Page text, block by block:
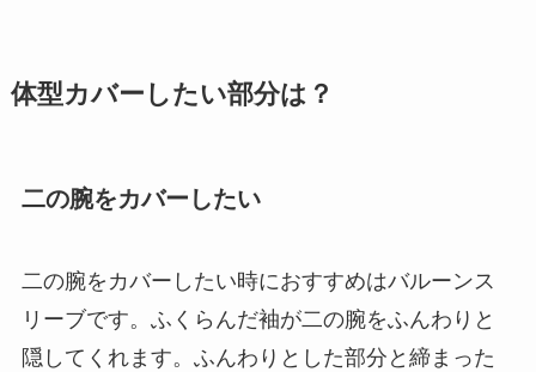
体型カバーしたい部分は？
二の腕をカバーしたい
二の腕をカバーしたい時におすすめはバルーンス
リーブです。ふくらんだ袖が二の腕をふんわりと
隠してくれます。ふんわりとした部分と締まった